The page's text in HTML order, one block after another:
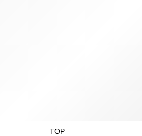
TOP